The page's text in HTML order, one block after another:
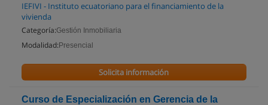
IEFIVI - Instituto ecuatoriano para el financiamiento de la
vivienda
Categoría:Gestión Inmobiliaria
Modalidad: Presencial
Solicita información
Curso de Especialización en Gerencia de la